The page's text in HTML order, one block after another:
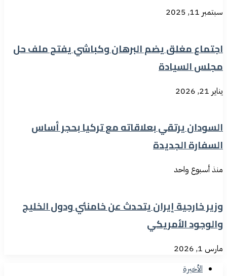
سبتمبر 11, 2025
اجتماع مغلق يضم البرهان وكباشي يفتح ملف حل
مجلس السيادة
يناير 21, 2026
السودان يرتقي بعلاقاته مع تركيا بحجر أساس
السفارة الجديدة
منذ أسبوع واحد
وزير خارجية إيران يتحدث عن خامنئي ودول الخليج
والوجود الأمريكي
مارس 1, 2026
الأخيرة